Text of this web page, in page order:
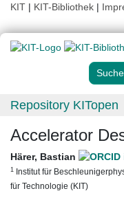
KIT | KIT-Bibliothek |
Repository KITopen
Accelerator
Härer, Bastian
1 Institut für
für Technologie (KIT)